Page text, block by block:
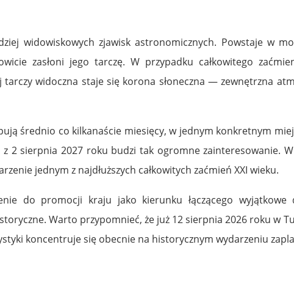
widowiskowych zjawisk astronomicznych. Powstaje w
zasłoni jego tarczę. W przypadku całkowitego
widoczna staje się korona słoneczna — zewnętrzna
średnio co kilkanaście miesięcy, w jednym konkretnym
2 sierpnia 2027 roku budzi tak ogromne zainteresowanie.
jednym z najdłuższych całkowitych zaćmień XXI wieku.
do promocji kraju jako kierunku łączącego wyjątkowe
Warto przypomnieć, że już 12 sierpnia 2026 roku w
koncentruje się obecnie na historycznym wydarzeniu